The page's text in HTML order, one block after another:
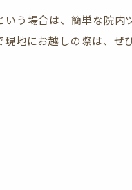
う場合は、簡単な院内
地にお越しの際は、ぜ